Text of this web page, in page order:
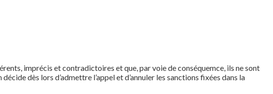
imprécis et contradictoires et que, par voie de conséquemce, ils ne sont
dès lors d’admettre l’appel et d’annuler les sanctions fixées dans la